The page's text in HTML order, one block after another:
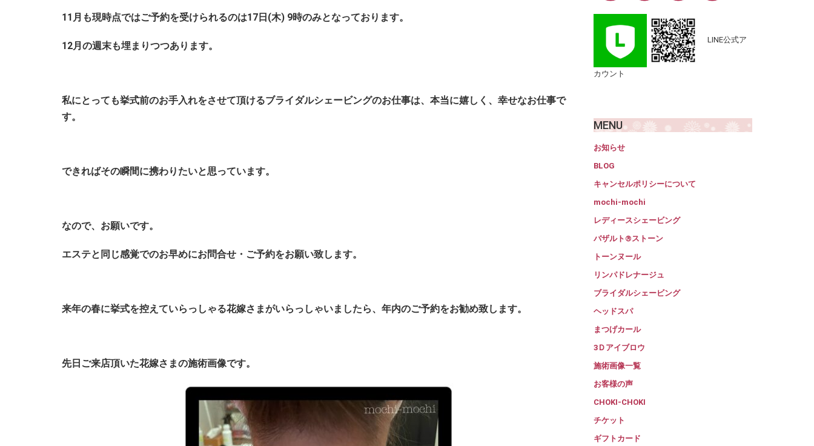
11月も現時点ではご予約を受けられるのは17日(木) 9時のみとなっております。
12月の週末も埋まりつつあります。
私にとっても挙式前のお手入れをさせて頂けるブライダルシェービングのお仕事は、本当に嬉しく、幸せなお仕事で
す。
できればその瞬間に携わりたいと思っています。
なので、お願いです。
エステと同じ感覚でのお早めにお問合せ・ご予約をお願い致します。
来年の春に挙式を控えていらっしゃる花嫁さまがいらっしゃいましたら、年内のご予約をお勧め致します。
先日ご来店頂いた花嫁さまの施術画像です。
LINE公式ア
カウント
MENU
お知らせ
BLOG
キャンセルポリシーについて
mochi-mochi
レディースシェービング
バザルト®ストーン
トーンヌール
リンパドレナージュ
ブライダルシェービング
ヘッドスパ
まつげカール
3Ｄアイブロウ
施術画像一覧
お客様の声
CHOKI-CHOKI
チケット
ギフトカード